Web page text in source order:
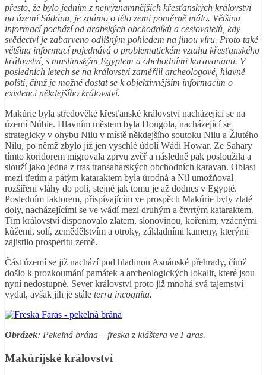
přesto, že bylo jedním z nejvýznamnějších křesťanských království
na území Súdánu, je známo o této zemi poměrně málo. Většina
informací pochází od arabských obchodníků a cestovatelů, kdy
svědectví je zabarveno odlišným pohledem na jinou víru. Proto také
většina informací pojednává o problematickém vztahu křesťanského
království, s muslimským Egyptem a obchodními karavanami. V
posledních letech se na království zaměřili archeologové, hlavně
polští, čímž je možné dostat se k objektivnějším informacím o
existenci někdejšího království.
Makúrie byla středověké křesťanské království nacházející se na
území Núbie. Hlavním městem byla Dongola, nacházející se
strategicky v ohybu Nilu v místě někdejšího soutoku Nilu a Žlutého
Nilu, po němž zbylo již jen vyschlé údolí Wádi Howar. Ze Sahary
tímto koridorem migrovala zprvu zvěř a následně pak posloužila a
slouží jako jedna z tras transaharských obchodních karavan. Oblast
mezi třetím a pátým kataraktem byla úrodná a Nil umožňoval
rozšíření vláhy do polí, stejně jak tomu je až dodnes v Egyptě.
Posledním faktorem, přispívajícím ve prospěch Makúrie byly zlaté
doly, nacházejícími se ve wádí mezi druhým a čtvrtým kataraktem.
Tím království disponovalo zlatem, slonovinou, kořením, vzácnými
kůžemi, solí, zemědělstvím a otroky, základními kameny, kterými
zajistilo prosperitu země.
Část území se již nachází pod hladinou Asuánské přehrady, čímž
došlo k prozkoumání památek a archeologických lokalit, které jsou
nyní nedostupné. Sever království proto již mnohá svá tajemství
vydal, avšak jih je stále terra incognita.
Obrázek: Pekelná brána – freska z kláštera ve Faras.
Makúrijské království